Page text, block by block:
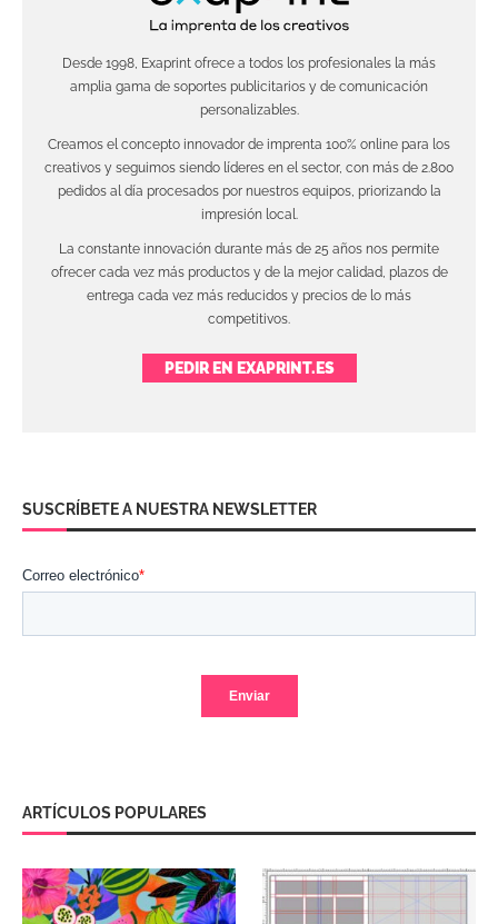
Desde 1998, Exaprint ofrece a todos los profesionales la más
amplia gama de soportes publicitarios y de comunicación
personalizables.
Creamos el concepto innovador de imprenta 100% online para los
creativos y seguimos siendo líderes en el sector, con más de 2.800
pedidos al día procesados por nuestros equipos, priorizando la
impresión local.
La constante innovación durante más de 25 años nos permite
ofrecer cada vez más productos y de la mejor calidad, plazos de
entrega cada vez más reducidos y precios de lo más
competitivos.
PEDIR EN EXAPRINT.ES
SUSCRÍBETE A NUESTRA NEWSLETTER
ARTÍCULOS POPULARES